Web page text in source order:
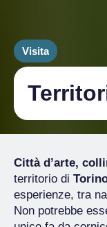
Visita
Città d’arte,
territorio di
esperienze, tra
Non potrebbe